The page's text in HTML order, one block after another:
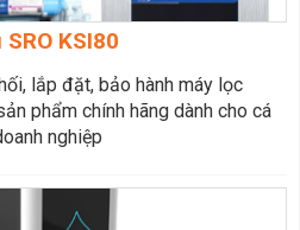
KSI80
lắp đặt, bảo hành máy lọc
phẩm chính hãng dành cho cá
nghiệp